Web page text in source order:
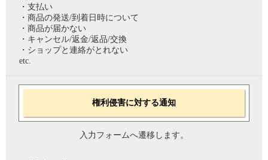
・支払い
・商品の発送/到着日時について
・商品が届かない
・キャンセル/返金/返品/交換
・ショップと連絡がとれない
etc.
権利侵害に対する通知
入力フォームへ遷移します。